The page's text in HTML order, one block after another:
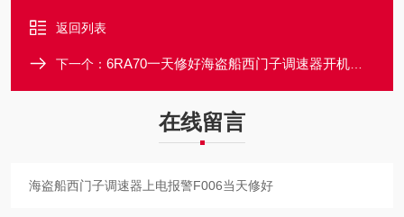
返回列表
下一个： 6RA70一天修好海盗船西门子调速器开机报警F007修理电话
在线留言